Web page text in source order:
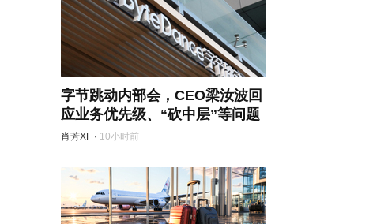
字节跳动内部会，CEO梁汝波回
应业务优先级、“砍中层”等问题
肖芳XF · 10小时前